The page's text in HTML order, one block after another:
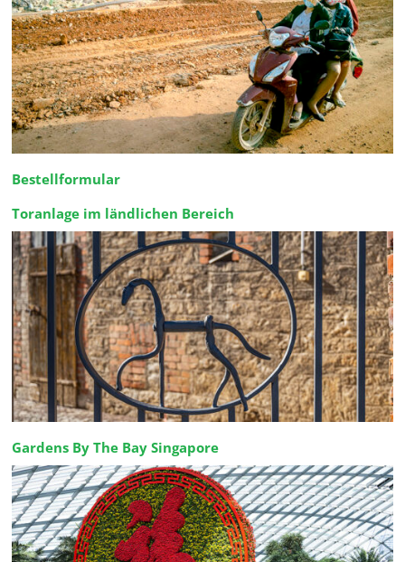
Bestellformular
Toranlage im ländlichen Bereich
Gardens By The Bay Singapore